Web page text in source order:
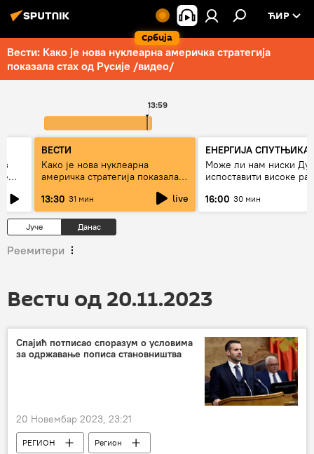
Србија
ЋИР
Вести: Како је нова нуклеарна америчка стратегија
показала стах од Русије /видео/
13:59
ВЕСТИ
Како је нова нуклеарна
америчка стратегија показала
13:30 31 мин live
ЕНЕРГИЈА СПУТЊИКА
Може ли нам ниски
испоставити високе
16:00 30 мин
Јуче Данас
Реемитери
Вести од 20.11.2023
Спајић потписао споразум о условима
за одржавање пописа становништва
20 Новембар 2023, 23:21
РЕГИОН
Регион